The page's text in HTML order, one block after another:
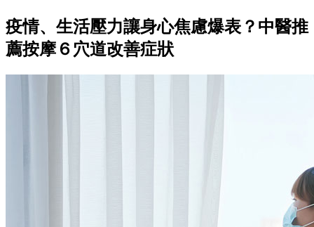
疫情、生活壓力讓身心焦慮爆表？中醫推
薦按摩６穴道改善症狀